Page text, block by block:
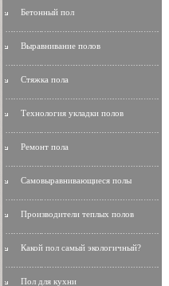
Бетонный пол
Выравнивание полов
Стяжка пола
Технология укладки полов
Ремонт пола
Самовыравнивающиеся полы
Производители теплых полов
Какой пол самый экологичный?
Пол для кухни